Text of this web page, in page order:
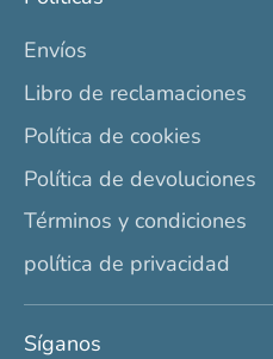
Envíos
Libro de reclamaciones
Política de cookies
Política de devoluciones
Términos y condiciones
política de privacidad
Síganos